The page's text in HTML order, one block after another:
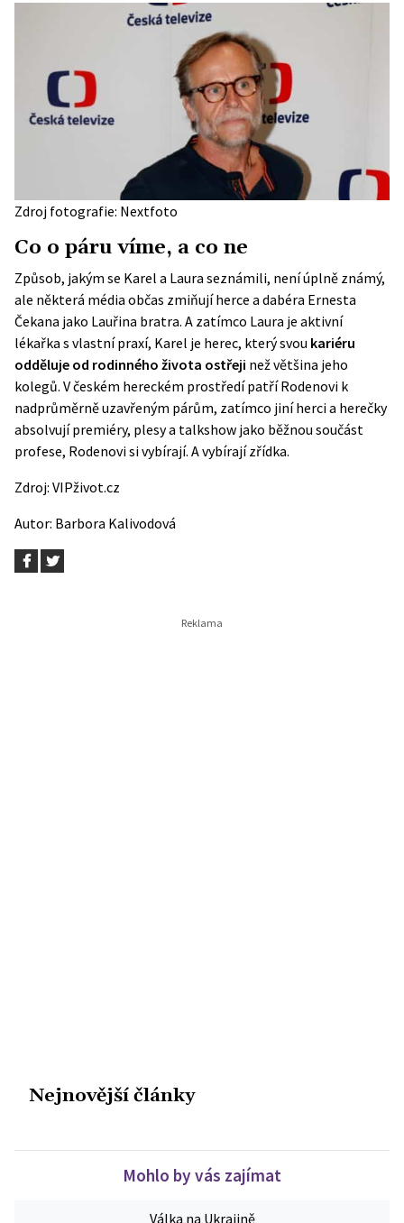
Zdroj fotografie: Nextfoto
Co o páru víme, a co ne
Způsob, jakým se Karel a Laura seznámili, není úplně známý,
ale některá média občas zmiňují herce a dabéra Ernesta
Čekana jako Lauřina bratra. A zatímco Laura je aktivní
lékařka s vlastní praxí, Karel je herec, který svou kariéru
odděluje od rodinného života ostřeji než většina jeho
kolegů. V českém hereckém prostředí patří Rodenovi k
nadprůměrně uzavřeným párům, zatímco jiní herci a herečky
absolvují premiéry, plesy a talkshow jako běžnou součást
profese, Rodenovi si vybírají. A vybírají zřídka.
Zdroj: VIPživot.cz
Autor: Barbora Kalivodová
Nejnovější články
Mohlo by vás zajímat
Válka na Ukrajině